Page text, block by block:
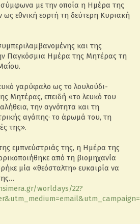
με την οποία η Ημέρα της
εθνική εορτή τη δεύτερη Κυριακή
και της
Παγκόσμια Ημέρα της Μητέρας τη
γαρύφαλο ως το λουλούδι-
Μητέρας, επειδή «το λευκό του
την αγνότητα και τη
αγάπης· το άρωμά του, τη
της».
εμπνεύστριάς της, η Ημέρα της
από τη βιομηχανία
μία «θεόσταλτη» ευκαιρία να
worldays/22?